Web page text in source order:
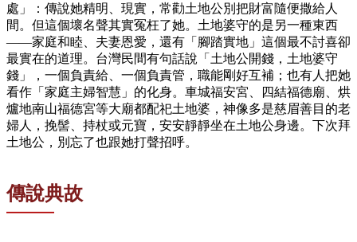
處」：傳說她精明、現實，常勸土地公別把財富隨便撒給人
間。但這個壞名聲其實冤枉了她。土地婆守的是另一種東西
——家庭和睦、夫妻恩愛，還有「腳踏實地」這個最不討喜卻
最實在的道理。台灣民間有句話說「土地公開錢，土地婆守
錢」，一個負責給、一個負責管，職能剛好互補；也有人把她
看作「家庭主婦智慧」的化身。車城福安宮、四結福德廟、烘
爐地南山福德宮等大廟都配祀土地婆，神像多是慈眉善目的老
婦人，挽髻、持杖或元寶，安安靜靜坐在土地公身邊。下次拜
土地公，別忘了也跟她打聲招呼。
傳說典故